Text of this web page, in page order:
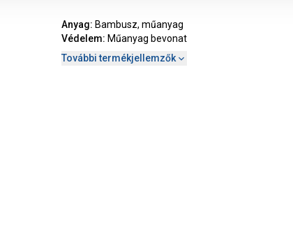
Anyag: Bambusz, műanyag
Védelem: Műanyag bevonat
További termékjellemzők